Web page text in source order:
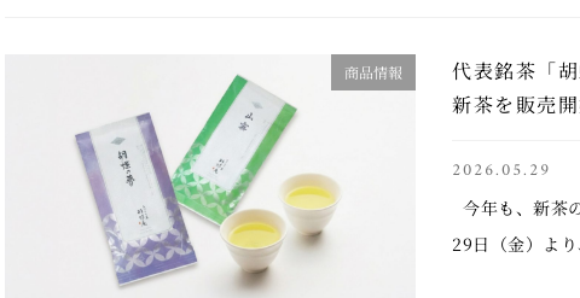
商品情報
代表銘茶「
新茶を販売開
2026.05.29
今年も、新茶
29日（金）よ